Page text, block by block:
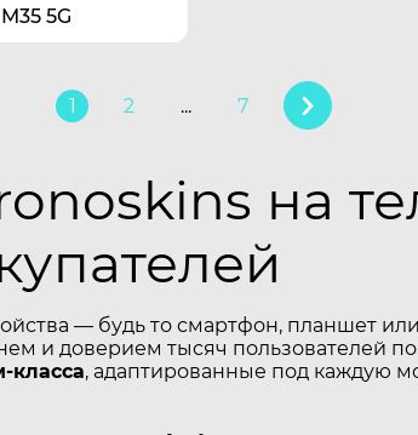
5G
1 2 ... 7
на
— будь то смартфон, планшет
и доверием тысяч пользователей
класса, адаптированные под каждую